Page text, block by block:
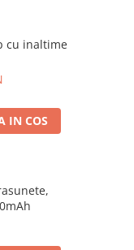
cu inaltime
IN COS